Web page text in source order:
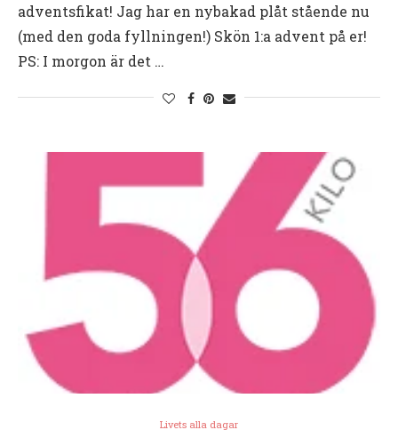
adventsfikat! Jag har en nybakad plåt stående nu
(med den goda fyllningen!) Skön 1:a advent på er!
PS: I morgon är det …
Livets alla dagar